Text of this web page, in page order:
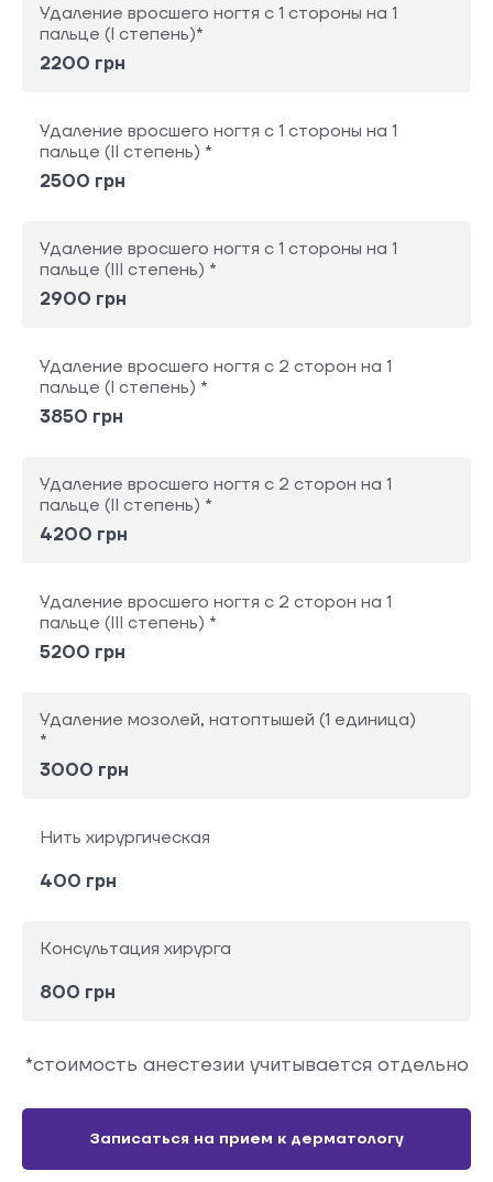
Удаление вросшего ногтя с 1 стороны на 1
пальце (I степень)*
2200 грн
Удаление вросшего ногтя с 1 стороны на 1
пальце (II степень) *
2500 грн
Удаление вросшего ногтя с 1 стороны на 1
пальце (III степень) *
2900 грн
Удаление вросшего ногтя с 2 сторон на 1
пальце (I степень) *
3850 грн
Удаление вросшего ногтя с 2 сторон на 1
пальце (II степень) *
4200 грн
Удаление вросшего ногтя с 2 сторон на 1
пальце (III степень) *
5200 грн
Удаление мозолей, натоптышей (1 единица)
*
3000 грн
Нить хирургическая
400 грн
Консультация хирурга
800 грн
*стоимость анестезии учитывается отдельно
Записаться на прием к дерматологу